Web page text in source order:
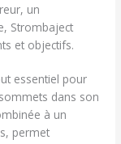
un
Strombaject
et objectifs.
essentiel pour
dans son
à un
permet